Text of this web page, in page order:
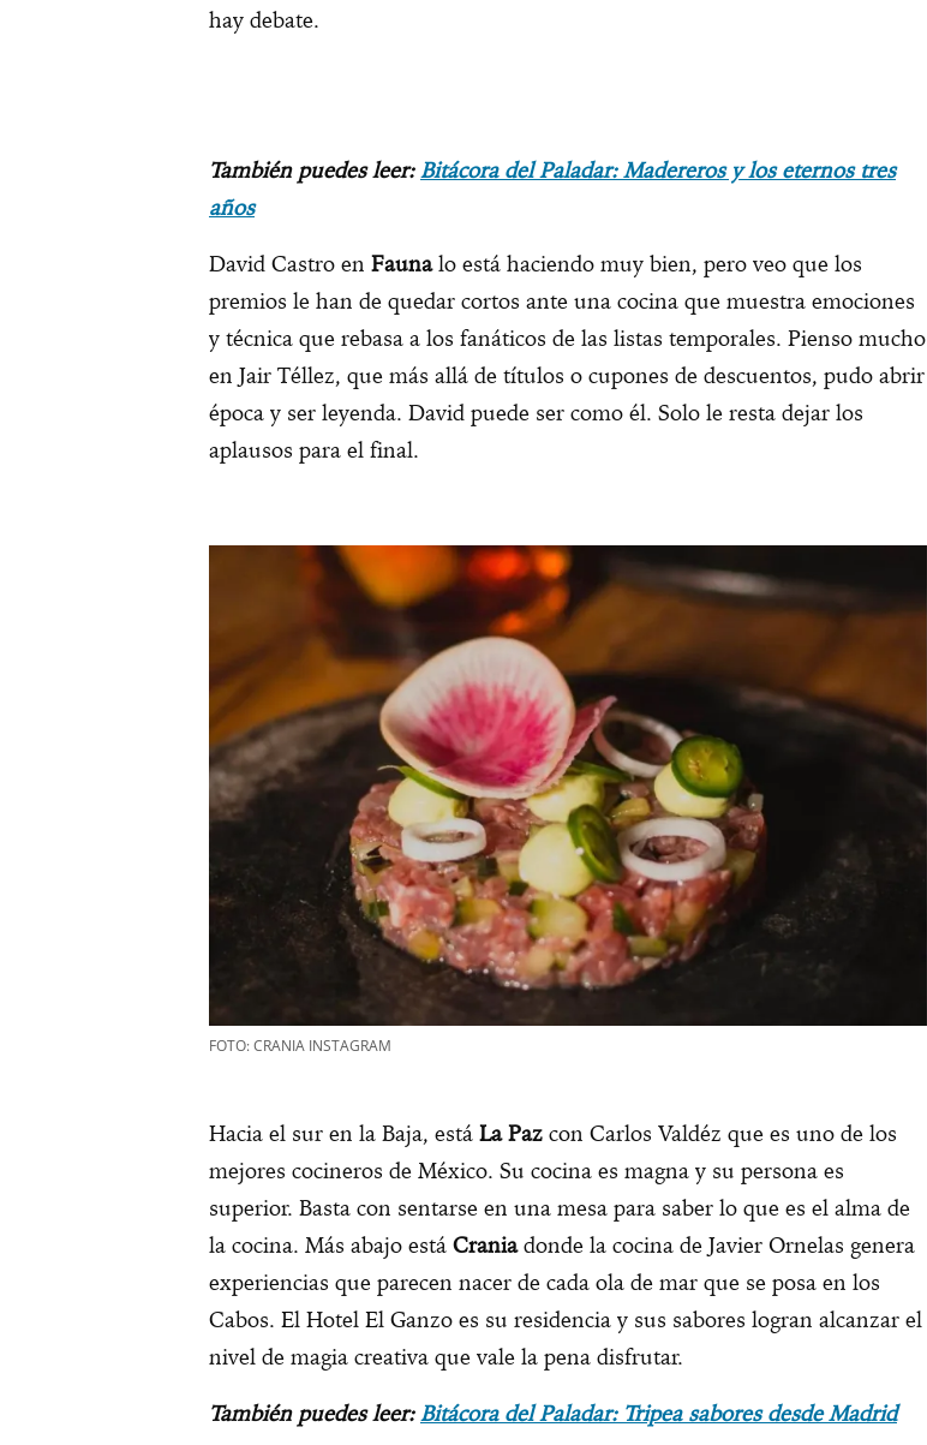
hay debate.
También puedes leer:Bitácora del Paladar: Madereros y los eternos tres
años
David Castro en Faunalo está haciendo muy bien, pero veo que los
premios le han de quedar cortos ante una cocina que muestra emociones
y técnica que rebasa a los fanáticos de las listas temporales. Pienso mucho
en Jair Téllez, que más allá de títulos o cupones de descuentos, pudo abrir
época y ser leyenda. David puede ser como él. Solo le resta dejar los
aplausos para el final.
FOTO: CRANIA INSTAGRAM
Hacia el sur en la Baja, está La Paz con Carlos Valdéz que es uno de los
mejores cocineros de México. Su cocina es magna y su persona es
superior. Basta con sentarse en una mesa para saber lo que es el alma de
la cocina. Más abajo está Craniadonde la cocina de Javier Ornelas genera
experiencias que parecen nacer de cada ola de mar que se posa en los
Cabos. El Hotel El Ganzo es su residencia y sus sabores logran alcanzar el
nivel de magia creativa que vale la pena disfrutar.
También puedes leer:Bitácora del Paladar: Tripea sabores desde Madrid